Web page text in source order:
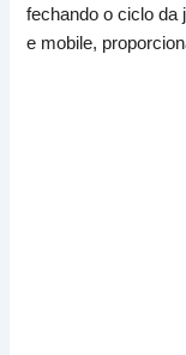
fechando o ciclo da
e mobile,